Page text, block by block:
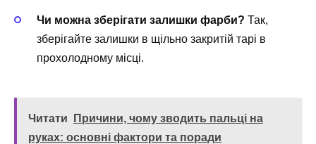
Чи можна зберігати залишки фарби? Так,
зберігайте залишки в щільно закритій тарі в
прохолодному місці.
Читати
Причини, чому зводить пальці на
руках: основні фактори та поради